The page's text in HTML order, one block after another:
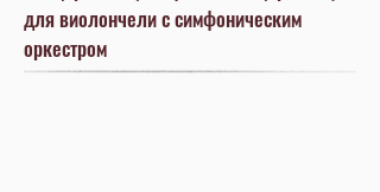
для виолончели с симфоническим
оркестром